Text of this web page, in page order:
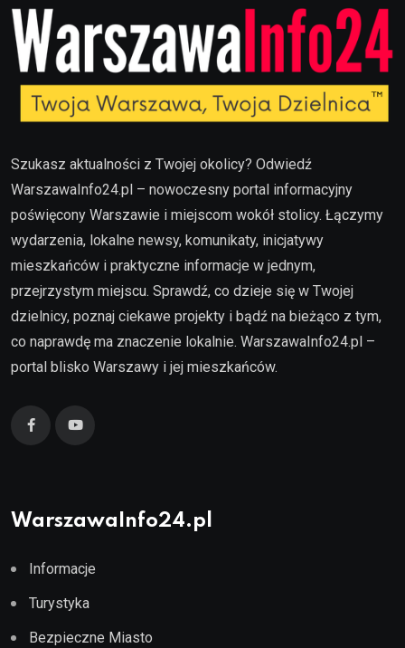
Szukasz aktualności z Twojej okolicy? Odwiedź
WarszawaInfo24.pl – nowoczesny portal informacyjny
poświęcony Warszawie i miejscom wokół stolicy. Łączymy
wydarzenia, lokalne newsy, komunikaty, inicjatywy
mieszkańców i praktyczne informacje w jednym,
przejrzystym miejscu. Sprawdź, co dzieje się w Twojej
dzielnicy, poznaj ciekawe projekty i bądź na bieżąco z tym,
co naprawdę ma znaczenie lokalnie. WarszawaInfo24.pl –
portal blisko Warszawy i jej mieszkańców.
WarszawaInfo24.pl
Informacje
Turystyka
Bezpieczne Miasto